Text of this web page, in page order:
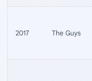
2017 The Guys